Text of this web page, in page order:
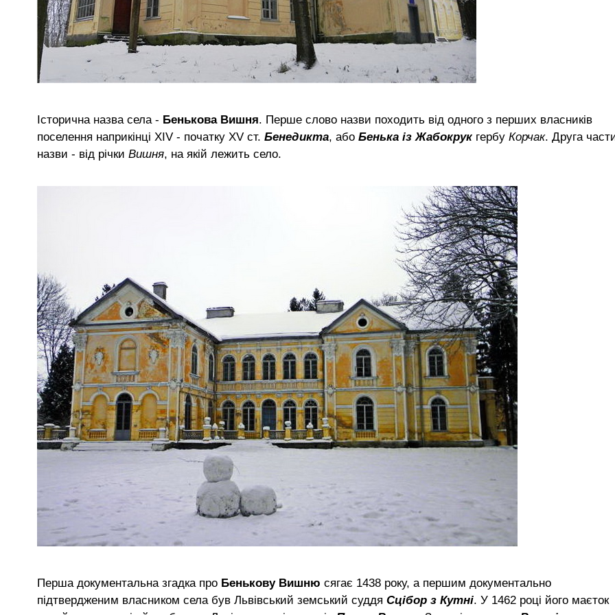
Історична назва села - Бенькова Вишня. Перше слово назви походить від одного з перших власників
поселення наприкінці XIV - початку XV ст. Бенедикта, або Бенька із Жабокрук гербу Корчак. Друга
назви - від річки Вишня, на якій лежить село.
Перша документальна згадка про Бенькову Вишню сягає 1438 року, а першим документально
підтвердженим власником села був Львівський земський суддя Сцібор з Кутні. У 1462 році його маєток